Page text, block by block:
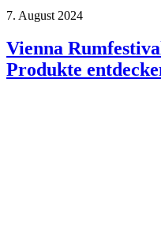
7. August 2024
Vienna
Produkte